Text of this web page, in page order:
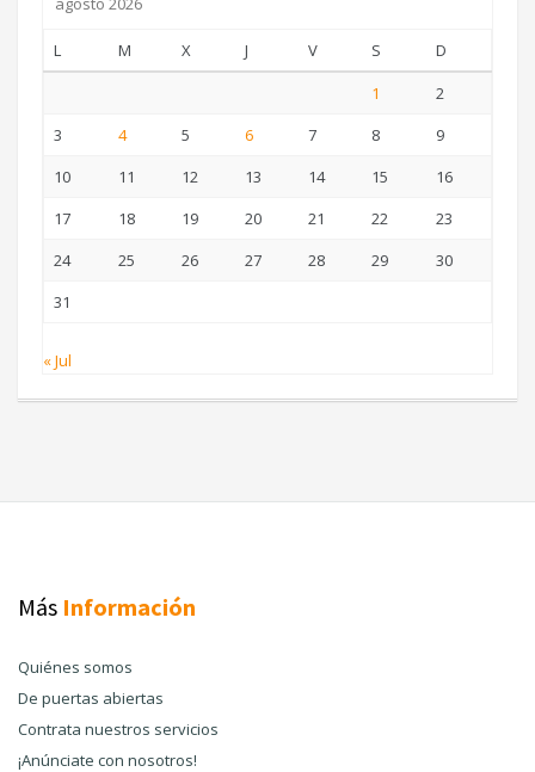
L M X J V S
D
1
2
3
4 5 6 7 8
9
10
11 12 13 14 15
16
17
18 19 20 21 22
23
24
25 26 27 28 29
30
31
« Jul
Más Información
Quiénes somos
De puertas abiertas
Contrata nuestros servicios
¡Anúnciate con nosotros!